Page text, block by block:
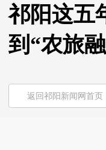
祁阳这五
到“农旅
返回祁阳新闻网首页